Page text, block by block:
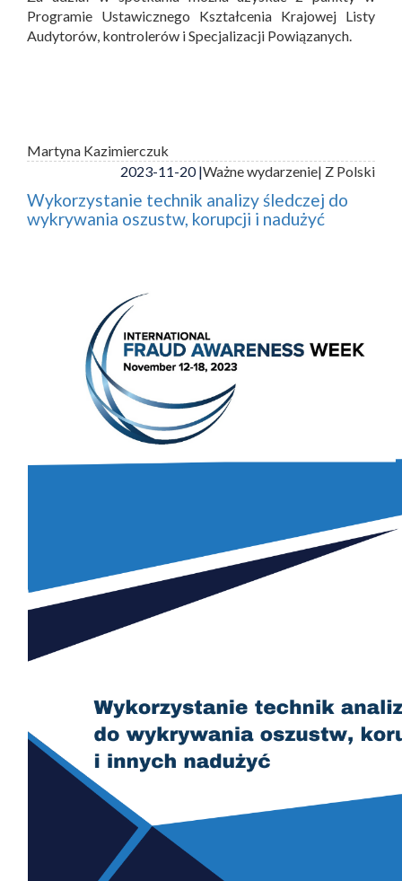
Programie Ustawicznego Kształcenia Krajowej Listy
Audytorów, kontrolerów i Specjalizacji Powiązanych.
Martyna Kazimierczuk
2023-11-20 |Ważne wydarzenie| Z Polski
Wykorzystanie technik analizy śledczej do
wykrywania oszustw, korupcji i nadużyć